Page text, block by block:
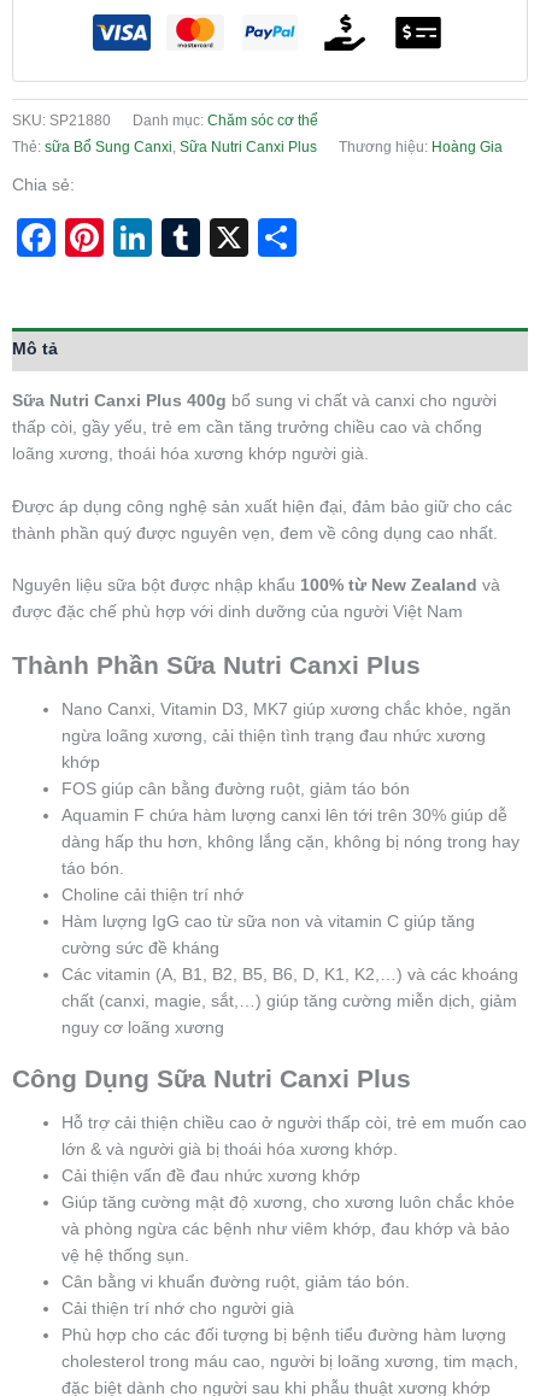
SKU: SP21880 Danh mục: Chăm sóc cơ thể
Thẻ: sữa Bổ Sung Canxi, Sữa Nutri Canxi Plus Thương hiệu: Hoàng Gia
Chia sẻ:
Facebook
Pinterest
LinkedIn
Tumblr
X
Mô tả
Sữa Nutri Canxi Plus 400g bổ sung vi chất và canxi cho người
thấp còi, gầy yếu, trẻ em cần tăng trưởng chiều cao và chống
loãng xương, thoái hóa xương khớp người già.
Được áp dụng công nghệ sản xuất hiện đại, đảm bảo giữ cho các
thành phần quý được nguyên vẹn, đem về công dụng cao nhất.
Nguyên liệu sữa bột được nhập khẩu 100% từ New Zealand và
được đặc chế phù hợp với dinh dưỡng của người Việt Nam
Thành Phần Sữa Nutri Canxi Plus
Nano Canxi, Vitamin D3, MK7 giúp xương chắc khỏe, ngăn
ngừa loãng xương, cải thiện tình trạng đau nhức xương
khớp
FOS giúp cân bằng đường ruột, giảm táo bón
Aquamin F chứa hàm lượng canxi lên tới trên 30% giúp dễ
dàng hấp thu hơn, không lắng cặn, không bị nóng trong hay
táo bón.
Choline cải thiện trí nhớ
Hàm lượng IgG cao từ sữa non và vitamin C giúp tăng
cường sức đề kháng
Các vitamin (A, B1, B2, B5, B6, D, K1, K2,…) và các khoáng
chất (canxi, magie, sắt,…) giúp tăng cường miễn dịch, giảm
nguy cơ loãng xương
Công Dụng Sữa Nutri Canxi Plus
Hỗ trợ cải thiện chiều cao ở người thấp còi, trẻ em muốn cao
lớn & và người già bị thoái hóa xương khớp.
Cải thiện vấn đề đau nhức xương khớp
Giúp tăng cường mật độ xương, cho xương luôn chắc khỏe
và phòng ngừa các bệnh như viêm khớp, đau khớp và bảo
vệ hệ thống sụn.
Cân bằng vi khuẩn đường ruột, giảm táo bón.
Cải thiện trí nhớ cho người già
Phù hợp cho các đối tượng bị bệnh tiểu đường hàm lượng
cholesterol trong máu cao, người bị loãng xương, tim mạch,
đặc biệt dành cho người sau khi phẫu thuật xương khớp